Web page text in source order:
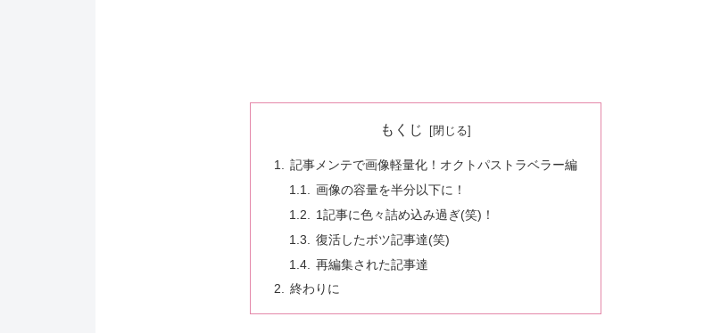
もくじ
記事メンテで画像軽量化！オクトパストラベラー編
画像の容量を半分以下に！
1記事に色々詰め込み過ぎ(笑)！
復活したボツ記事達(笑)
再編集された記事達
終わりに